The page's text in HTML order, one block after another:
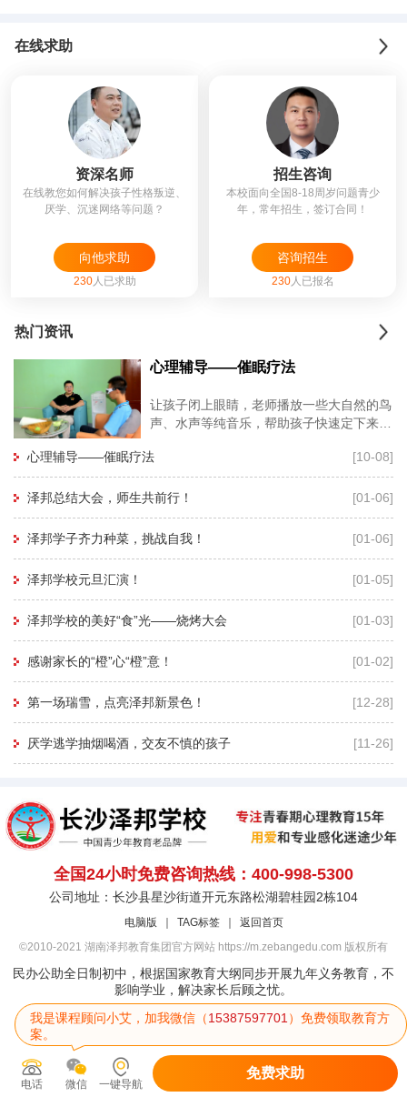
在线求助
资深名师
在线教您如何解决孩子性格叛逆、
厌学、沉迷网络等问题？
向他求助
230人已求助
招生咨询
本校面向全国8-18周岁问题青少
年，常年招生，签订合同！
咨询招生
230人已报名
热门资讯
心理辅导——催眠疗法
让孩子闭上眼睛，老师播放一些大自然的鸟
声、水声等纯音乐，帮助孩子快速定下来，
利于心理老师深度进入孩子的
心理辅导——催眠疗法 [10-08]
泽邦总结大会，师生共前行！ [01-06]
泽邦学子齐力种菜，挑战自我！ [01-06]
泽邦学校元旦汇演！ [01-05]
泽邦学校的美好“食”光——烧烤大会 [01-03]
感谢家长的“橙”心“橙”意！ [01-02]
第一场瑞雪，点亮泽邦新景色！ [12-28]
厌学逃学抽烟喝酒，交友不慎的孩子 [11-26]
全国24小时免费咨询热线：400-998-5300
公司地址：长沙县星沙街道开元东路松湖碧桂园2栋104
电脑版 TAG标签
返回首页
©2010-2021 湖南泽邦教育集团官方网站 https://m.zebangedu.com 版权所有
民办公助全日制初中，根据国家教育大纲同步开展九年义务教育，不
影响学业，解决家长后顾之忧。
电话 微信 一键导航
我是课程顾问小艾，加我微信（15387597701 ）免费领取教育方
案。
免费求助